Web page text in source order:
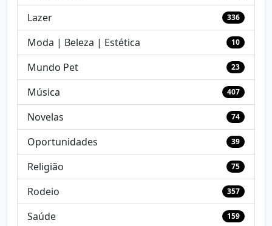
Lazer 336
Moda | Beleza | Estética 10
Mundo Pet 23
Música 407
Novelas 74
Oportunidades 39
Religião 75
Rodeio 357
Saúde 159